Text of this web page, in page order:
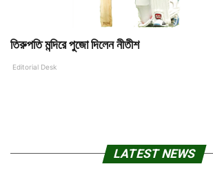
তিরুপতি মন্দিরে পুজো দিলেন নীতীশ
Editorial Desk
LATEST NEWS